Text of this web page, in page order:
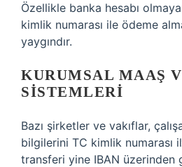
Özellikle banka hesabı
kimlik numarası ile ödeme
yaygındır.
KURUMSAL MAAŞ
SISTEMLERI
Bazı şirketler ve vakıflar,
bilgilerini TC kimlik numarası
transferi yine IBAN üzerinden